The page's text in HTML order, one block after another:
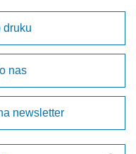
druku
nas
newsletter